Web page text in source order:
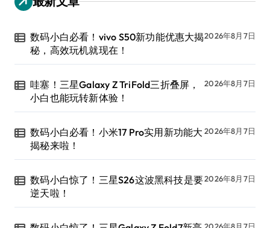
数码小白必看！vivo S50新功能优惠大揭
秘，高效玩机就现在！
2026年8月7日
哇塞！三星Galaxy Z TriFold三折叠屏，
小白也能玩转新体验！
2026年8月7日
数码小白必看！小米17 Pro实用新功能大
揭秘来啦！
2026年8月7日
数码小白惊了！三星S26这波黑科技是要
逆天啦！
2026年8月7日